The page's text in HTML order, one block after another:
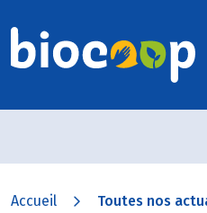
Accueil Toutes nos